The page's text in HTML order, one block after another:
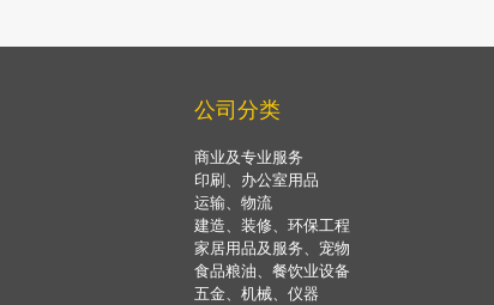
公司分类
商业及专业服务
印刷、办公室用品
运输、物流
建造、装修、环保工程
家居用品及服务、宠物
食品粮油、餐饮业设备
五金、机械、仪器